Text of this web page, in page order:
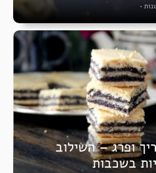
•
ופרג – השילוב
בשכבות